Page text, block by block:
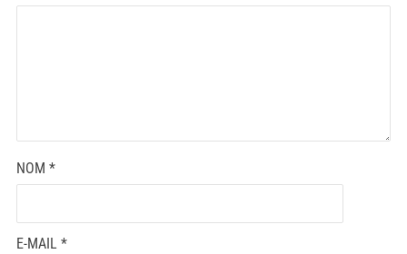
NOM *
E-MAIL *